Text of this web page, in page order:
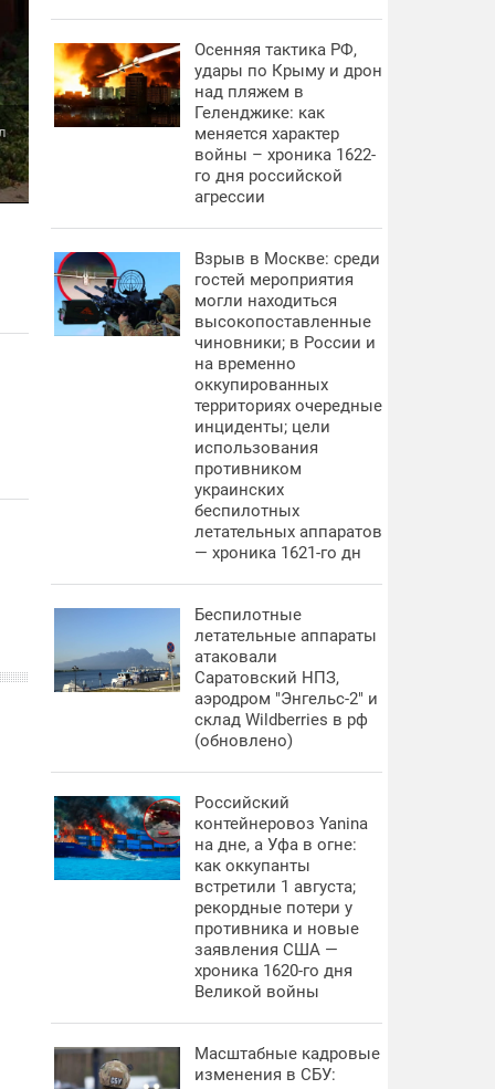
Осенняя тактика РФ,
удары по Крыму и дрон
над пляжем в
Геленджике: как
меняется характер
войны – хроника 1622-
го дня российской
агрессии
Взрыв в Москве: среди
гостей мероприятия
могли находиться
высокопоставленные
чиновники; в России и
на временно
оккупированных
территориях очередные
инциденты; цели
использования
противником
украинских
беспилотных
летательных аппаратов
— хроника 1621-го дн
Беспилотные
летательные аппараты
атаковали
Саратовский НПЗ,
аэродром "Энгельс-2" и
склад Wildberries в рф
(обновлено)
Российский
контейнеровоз Yanina
на дне, а Уфа в огне:
как оккупанты
встретили 1 августа;
рекордные потери у
противника и новые
заявления США —
хроника 1620-го дня
Великой войны
Масштабные кадровые
изменения в СБУ: